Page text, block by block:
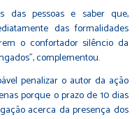
das pessoas e saber que,
das formalidades
o confortador silêncio da
complementou.
penalizar o autor da ação
porque o prazo de 10 dias
acerca da presença dos